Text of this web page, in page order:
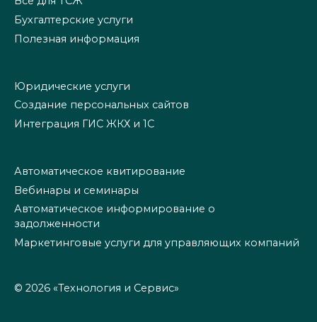
Бухгалтерские услуги
Полезная информация
Юридические услуги
Создание персональных сайтов
Интеграция ГИС ЖКХ и 1С
Автоматическое квитирование
Вебинары и семинары
Автоматическое информирование о
задолженности
Маркетинговые услуги для управляющих компаний
© 2026 «Технология и Сервис»